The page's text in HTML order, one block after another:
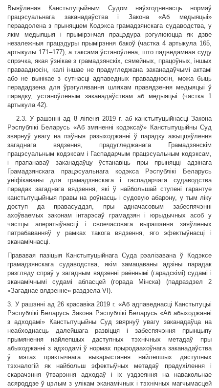
Выяўленая Канстытуцыйным Судом няўзгодненасць нормаў
працэсуальнага заканадаўства і Закона «Аб медыяцыі»
пераадолена з прыняццем Кодэкса грамадзянскага судаводства, у
якім медыяцыя і прымірэнчая працэдура рэгулююцца як дзве
незалежныя працэдуры прымірэння бакоў (частка 4 артыкула 165,
артыкулы 171–177), а таксама ўстаноўлена, што падведамная суду
спрэчка, якая ўзнікае з грамадзянскіх, сямейных, працоўных, іншых
праваадносін, калі іншае не прадугледжана заканадаўчымі актамі
або не вынікае з сутнасці адпаведных праваадносін, можа быць
перададзена для ўрэгулявання шляхам правядзення медыяцыі ў
парадку, устаноўленым заканадаўствам аб медыяцыі (частка 1
артыкула 42).
2.3. У рашэнні ад 8 ліпеня 2019 г. аб канстытуцыйнасці Закона
Рэспублікі Беларусь «Аб змяненні кодэксаў» Канстытуцыйны Суд
звярнуў увагу на пэўныя разыходжанні ў парадку ажыццяўлення
загаднага вядзення, прадугледжанага Грамадзянскім
працэсуальным кодэксам і Гаспадарчым працэсуальным кодэксам,
і прапанаваў заканадаўцу ўстанавіць пры прыняцці адзінага
Грамадзянскага працэсуальнага кодэкса Рэспублікі Беларусь
уніфікаваны для грамадзянскага і гаспадарчага судаводства
парадак загаднага вядзення, які ў найбольшай ступені гарантуе
канстытуцыйныя правы на роўнасць і судовую абарону, у тым ліку
доступ да правасуддзя, пры адначасовым забеспячэнні
ахоўваемых законам інтарэсаў грамадзян і юрыдычных асоб у
частцы аператыўнасці і своечасовага вырашэння заяўленых
патрабаванняў у рамках такога вядзення, яго эфектыўнасці і
эканамічнасці.
Прававая пазіцыя Канстытуцыйнага Суда рэалізавана ў Кодэксе
грамадзянскага судаводства, якім замацаваны адзіны парадак
разгляду спраў у загадным вядзенні раённымі (гарадскімі) судамі і
эканамічнымі судамі абласцей (горада Мінска) (падраздзел 2
«Загаднае вядзенне» раздзела VI).
3. У рашэнні ад 26 красавіка 2019 г. «Аб адпаведнасці Канстытуцыі
Рэспублікі Беларусь Закона Рэспублікі Беларусь «Аб абыходжанні
з адходамі» Канстытуцыйны Суд звярнуў увагу заканадаўца на
неабходнасць далейшага развіцця і забеспячэння прынцыпу
прымянення найлепшых даступных тэхнічных метадаў пры
абыходжанні з адходамі ў нормах прыродаахоўнага заканадаўства
ў мэтах практычнага выкарыстання найлепшых даступных
тэхналогій як найбольш эфектыўных метадаў прадухілення і
скарачэння ўтварэння адходаў і іх уздзеяння на навакольнае
асяроддзе ў цэлым з улікам эканамічных і тэхнічных магчымасцей